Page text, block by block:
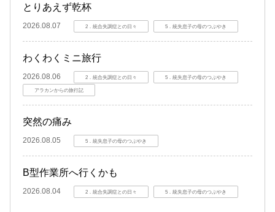
とりあえず乾杯
2026.08.07 2．統合失調症との日々 5．統失息子の母のつぶやき
わくわくミニ旅行
2026.08.06 2．統合失調症との日々 5．統失息子の母のつぶやき
アラカンからの旅行記
突然の痛み
2026.08.05 5．統失息子の母のつぶやき
B型作業所へ行くかも
2026.08.04 2．統合失調症との日々 5．統失息子の母のつぶやき